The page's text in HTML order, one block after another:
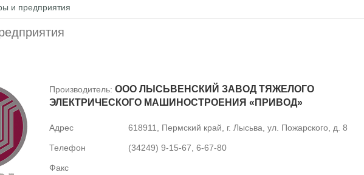
и предприятия
Производитель: ООО ЛЫСЬВЕНСКИЙ ЗАВОД ТЯЖЕЛОГО
ЭЛЕКТРИЧЕСКОГО МАШИНОСТРОЕНИЯ «ПРИВОД»
Адрес 618911, Пермский край, г. Лысьва, ул. Пожарского, д. 8
Телефон (34249) 9-15-67, 6-67-80
Факс